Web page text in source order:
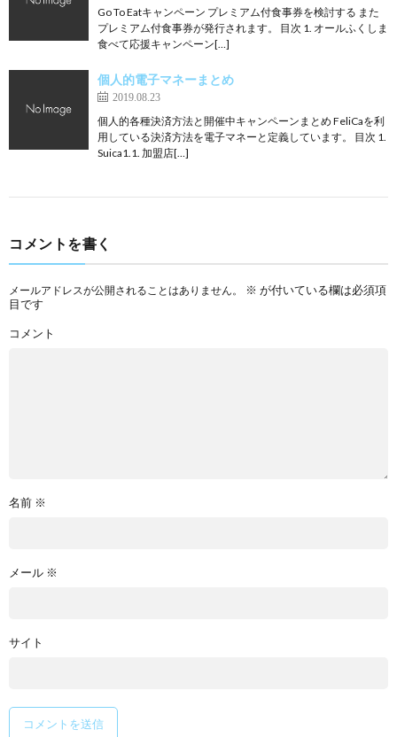
Go To Eatキャンペーン プレミアム付食事券を検討する また
プレミアム付食事券が発行されます。 目次 1. オールふくしま
食べて応援キャンペーン[…]
個人的電子マネーまとめ
2019.08.23
個人的各種決済方法と開催中キャンペーンまとめ FeliCaを利
用している決済方法を電子マネーと定義しています。 目次 1.
Suica1.1. 加盟店[…]
コメントを書く
メールアドレスが公開されることはありません。 ※ が付いている欄は必須項
目です
コメント
名前 ※
メール ※
サイト